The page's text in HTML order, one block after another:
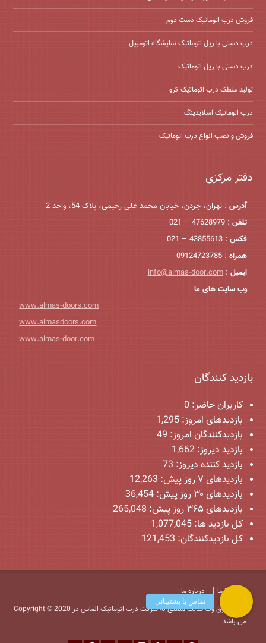
فروش درب اتوماتیک دست دوم
درب دستی با ریل اتوماتیک نمایشگاه اتومبیل
درب دستی با ریل اتوماتیک
تولید غلطک درب اتوماتیک کرو
درب اتوماتیک اسلایدینگ
فروش و نصب انواع درب اتوماتیک
دفتر مرکزی
آدرس : تهران، جردن، خیابان محمد علی رحیمی، پلاک 54، واحد 2
تلفن : 47628979 – 021
فکس : 43855613 – 021
همراه : 09124723785
ایمیل :
info@almas-door.com
وب سایت های ما
www.almas-doors.com
www.almasdoors.com
www.almas-door.com
بازدید کنندگان
کاربران حاضر: 0
بازدیدهای امروز:1,295
بازدیدکنندگان امروز: 49
بازدید دیروز:1,662
بازدید کننده دیروز: 73
بازدیدهای ۷ روز پیش:
12,263
بازدیدهای ۳۰ روز پیش:
36,454
بازدیدهای ۳۶۵ روز پیش:
265,048
کل بازدید ها:1,077,045
کل بازدیدکنند‌گان: 121,453
درباره ما
تماس با ما
Copyright © 2020 کلیه حقوق وب سایت متعلق به شرکت درب اتوماتیک الماس در
می باشد